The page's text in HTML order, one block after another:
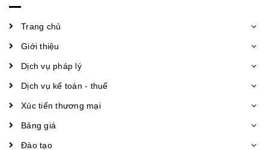
Trang chủ
Giới thiệu
Dịch vụ pháp lý
Dịch vụ kế toán - thuế
Xúc tiến thương mại
Bảng giá
Đào tạo